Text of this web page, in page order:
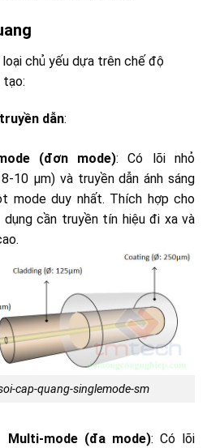
chủ yếu dựa trên chế độ
tạo:
dẫn:
(đơn mode): Có lõi nhỏ
10 µm) và truyền dẫn ánh sáng
mode duy nhất. Thích hợp cho
cần truyền tín hiệu đi xa và
cap-quang-singlemode-sm
Multi-mode (đa mode): Có lõi